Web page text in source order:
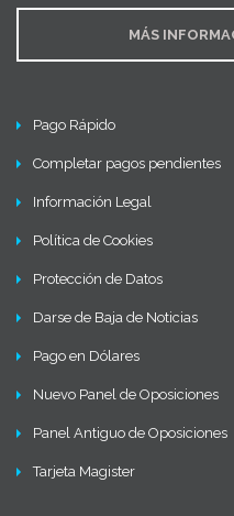
MÁS
Pago Rápido
Completar pagos pendientes
Información Legal
Política de Cookies
Protección de Datos
Darse de Baja de Noticias
Pago en Dólares
Nuevo Panel de Oposiciones
Panel Antiguo de Oposiciones
Tarjeta Magister